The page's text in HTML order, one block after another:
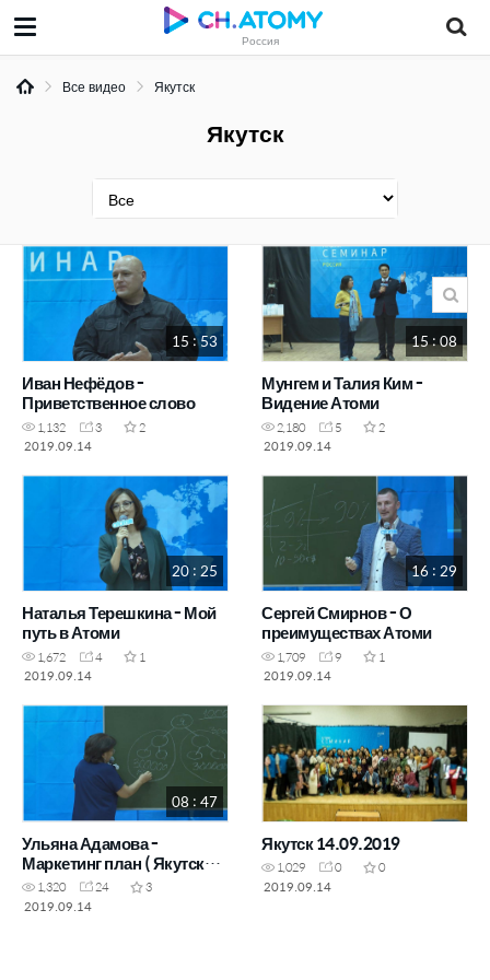
Россия
Все видео Якутск
Якутск
15 : 53
Иван Нефёдов -
Приветственное слово
1,132 3
2
2019.09.14
15 : 08
Мунгем и Талия Ким -
Видение Атоми
2,180 5
2
2019.09.14
20 : 25
Наталья Терешкина - Мой
путь в Атоми
1,672 4
1
2019.09.14
16 : 29
Сергей Смирнов - О
преимуществах Атоми
1,709 9
1
2019.09.14
08 : 47
Ульяна Адамова -
Маркетинг план ( Якутский
язык )
1,320 24
3
2019.09.14
Якутск 14.09.2019
1,029 0
0
2019.09.14